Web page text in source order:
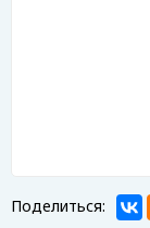
Поделиться: